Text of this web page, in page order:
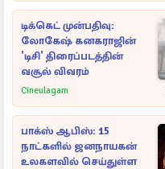
டிக்கெட் முன்பதிவு:
லோகேஷ் கனகராஜின்
'டிசி' திரைப்படத்தின்
வசூல் விவரம்
Cineulagam
பாக்ஸ் ஆபிஸ்: 15
நாட்களில் ஜனநாயகன்
உலகளவில் செய்துள்ள